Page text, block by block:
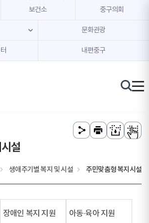
본문 내용 바로가기
주메뉴 바로가기
보건소 중구의회
문화관광
내편중구
설
생애주기별 복지 및 시설 주민맞춤형 복지시설
장애인 복지 지원 아동·육아 지원